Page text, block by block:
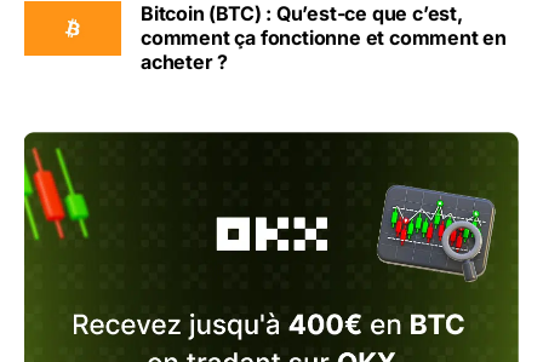
Bitcoin (BTC) : Qu’est-ce que c’est,
comment ça fonctionne et comment en
acheter ?